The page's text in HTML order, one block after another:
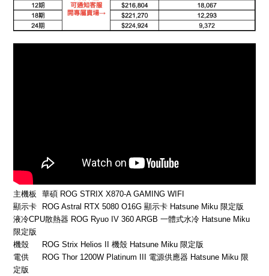
主機板
華碩 ROG STRIX X870-A GAMING WIFI
顯示卡
ROG Astral RTX 5080 O16G 顯示卡 Hatsune Miku 限定版
液冷CPU散熱器 ROG Ryuo IV 360 ARGB 一體式水冷 Hatsune Miku
限定版
機殼
ROG Strix Helios II 機殼 Hatsune Miku 限定版
電供
ROG Thor 1200W Platinum III 電源供應器 Hatsune Miku 限
定版